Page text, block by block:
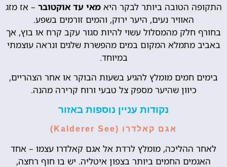
התקופה הטובה ביותר לבקר היאמאי עד אוקטובר – אז מזג
האוויר נעים, היער ירוק, והמים זורמים בשפע.
בחורף חלק מהמסלול עשוי להיות סגור עקב קרח או בוץ, אך
באביב מתמלא המקום במים מהפשרת שלגים ונראה עוצמתי
במיוחד.
בימים חמים מומלץ להגיע בשעות הבוקר או אחר הצהריים,
כיוון שהיער מספק צל טבעי ורוח קרירה מהנה.
נקודות עניין נוספות באזור
אגם קאלדרו (Kalderer See)
לאחר ההליכה, מומלץ לרדת אל אגם קאלדרו עצמו – אחד
האגמים החמים ביותר בצפון איטליה. יש בו חוף רחצה,